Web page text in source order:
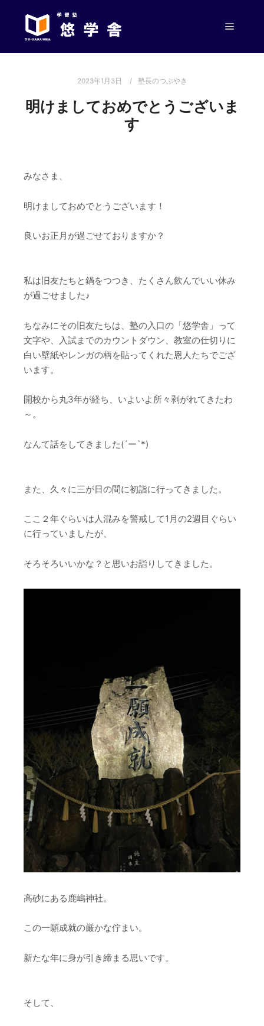
2023年1月3日 塾長のつぶやき
明けましておめでとうございま
す
みなさま、
明けましておめでとうございます！
良いお正月が過ごせておりますか？
私は旧友たちと鍋をつつき、たくさん飲んでいい休み
が過ごせました♪
ちなみにその旧友たちは、塾の入口の「悠学舎」って
文字や、入試までのカウントダウン、教室の仕切りに
白い壁紙やレンガの柄を貼ってくれた恩人たちでござ
います。
開校から丸3年が経ち、いよいよ所々剥がれてきたわ
～。
なんて話をしてきました(´ー`*)
また、久々に三が日の間に初詣に行ってきました。
ここ２年ぐらいは人混みを警戒して1月の2週目ぐらい
に行っていましたが、
そろそろいいかな？と思いお詣りしてきました。
高砂にある鹿嶋神社。
この一願成就の厳かな佇まい。
新たな年に身が引き締まる思いです。
そして、